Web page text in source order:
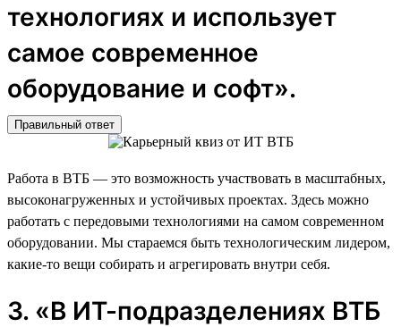
технологиях и использует
самое современное
оборудование и софт».
Правильный ответ
Работа в ВТБ — это возможность участвовать в масштабных,
высоконагруженных и устойчивых проектах. Здесь можно
работать с передовыми технологиями на самом современном
оборудовании. Мы стараемся быть технологическим лидером,
какие-то вещи собирать и агрегировать внутри себя.
3. «В ИТ-подразделениях ВТБ